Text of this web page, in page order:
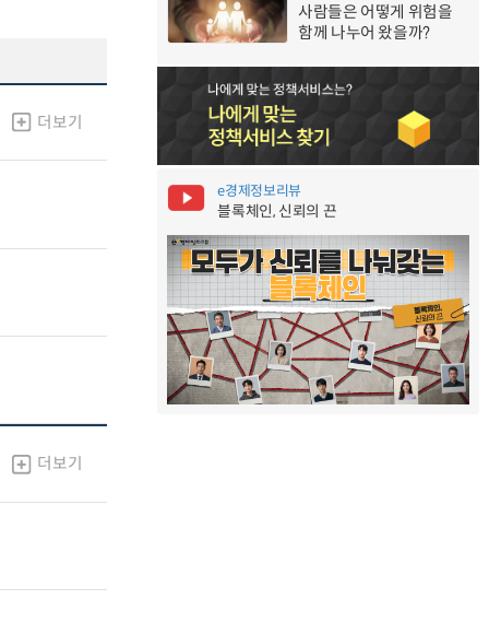
더보기
더보기
사람들은 어떻게 위험을
함께 나누어 왔을까?
e경제정보리뷰
블록체인, 신뢰의 끈